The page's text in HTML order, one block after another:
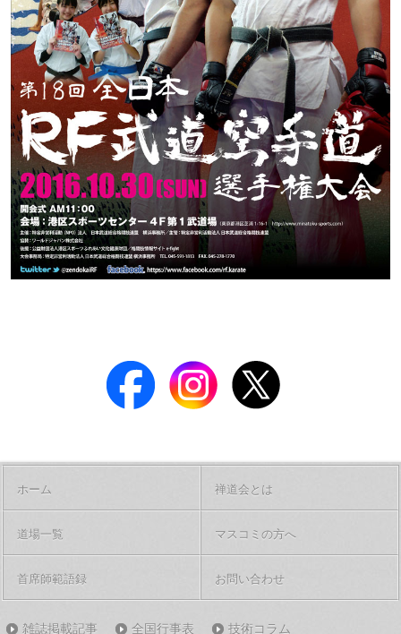
ホーム 禅道会とは
道場一覧 マスコミの方へ
首席師範語録 お問い合わせ
雑誌掲載記事 全国行事表 技術コラム